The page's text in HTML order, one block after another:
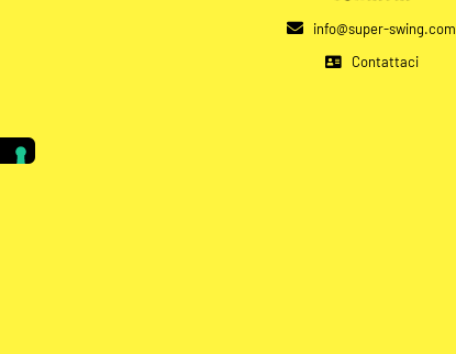
info@super-swing.com
Contattaci